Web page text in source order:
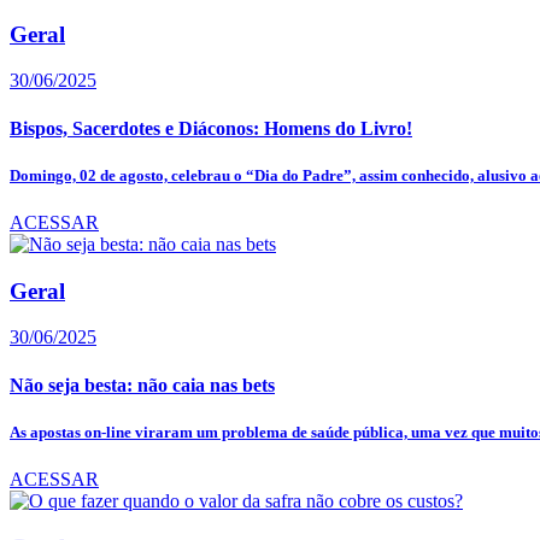
Geral
30/06/2025
Bispos, Sacerdotes e Diáconos: Homens do Livro!
Domingo, 02 de agosto, celebrau o “Dia do Padre”, assim conhecido, alusivo
ACESSAR
Geral
30/06/2025
Não seja besta: não caia nas bets
As apostas on-line viraram um problema de saúde pública, uma vez que
ACESSAR